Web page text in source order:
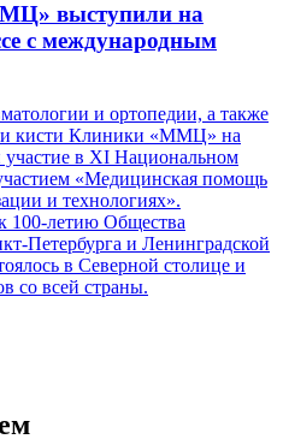
выступили на
с международным
и ортопедии, а также
кисти Клиники «ММЦ» на
в XI Национальном
«Медицинская помощь
и технологиях».
100-летию Общества
Петербурга и Ленинградской
в Северной столице и
со всей страны.